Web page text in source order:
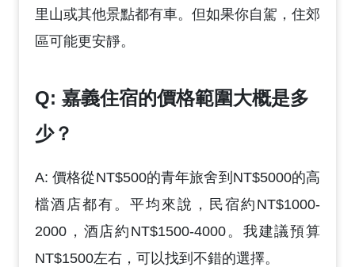
里山或其他景點都有車。但如果你自駕，住郊
區可能更安靜。
Q: 嘉義住宿的價格範圍大概是多
少？
A: 價格從NT$500的青年旅舍到NT$5000的高
檔酒店都有。平均來說，民宿約NT$1000-
2000，酒店約NT$1500-4000。我建議預算
NT$1500左右，可以找到不錯的選擇。